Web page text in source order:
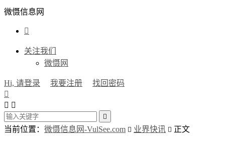
微慑信息网

关注我们
微慑网
Hi, 请登录 我要注册
找回密码

 

当前位置： 微慑信息网-VulSee.com  业界快讯  正文